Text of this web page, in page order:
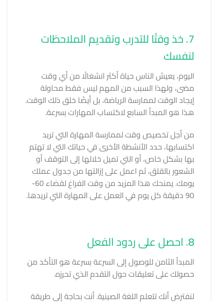
7. خذ وقتًا للتدرب وتقديم الملاحظات
لنفسك
اليوم، يعيش الناس حياة أكثر انشغالًا من أي وقت
مضى، ولهذا السبب من المهم ليس فقط محاولة
إيجاد الوقت لممارسة الرياضة، بل أيضًا خلق ذلك الوقت.
هذا هو المبدأ السابع لاكتساب المهارات بسرعة.
من أجل تخصيص وقت لممارسة المهارة التي تريد
اكتسابها، حدد الأنشطة الأخرى في حياتك التي لا تهتم
بها بشكل خاص، أو التي تميل خلالها إلى التوقف أو
الشعور بالقلق، ثم اعمل على إزالتها من جدول عملك
يومك. يمنحك هذا المزيد من وقت الفراغ لقضاء 60-
90 دقيقة كل يوم في العمل على المهارة التي تريدها.
8. احصل على ردود الفعل
المبدأ الثامن للوصول إلى السرعة بسرعة هو التأكد من
حصولك على تعليقات حول التقدم الذي تحرزه.
لنفترض أنك تتعلم اللغة الصينية. أنت بحاجة إلى طريقة